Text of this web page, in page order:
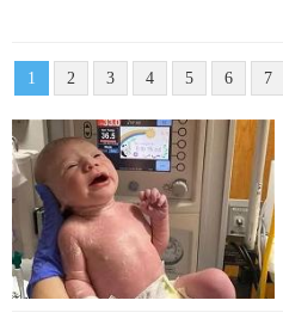
1 2 3 4 5 6 7